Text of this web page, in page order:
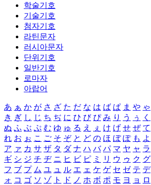
학술기호
기술기호
첨자기호
라틴문자
러시아문자
단위기호
일반기호
로마자
아랍어
あ ぁ か が さ ざ た だ な は ば ぱ ま や ゃ
き ぎ し じ ち ぢ に ひ び ぴ み り う ぅ く
ぬ ふ ぶ ぷ む ゆ ゅ る え ぇ け げ せ ぜ て
れ お ぉ こ ご そ ぞ と ど の ほ ぼ ぽ も よ
ア ァ カ サ ザ タ ダ ナ ハ バ パ マ ヤ ャ ラ
ギ シ ジ チ ヂ ニ ヒ ビ ピ ミ リ ウ ゥ ク グ
フ ブ プ ム ユ ュ ル エ ェ ケ ゲ セ ゼ テ デ
ォ コ ゴ ソ ゾ ト ド ノ ホ ボ ポ モ ヨ ョ ロ